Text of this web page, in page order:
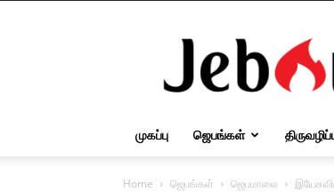
Jebam
முகப்பு ஜெபங்கள்
Home ஜெபங்கள் ஜெபமாலை